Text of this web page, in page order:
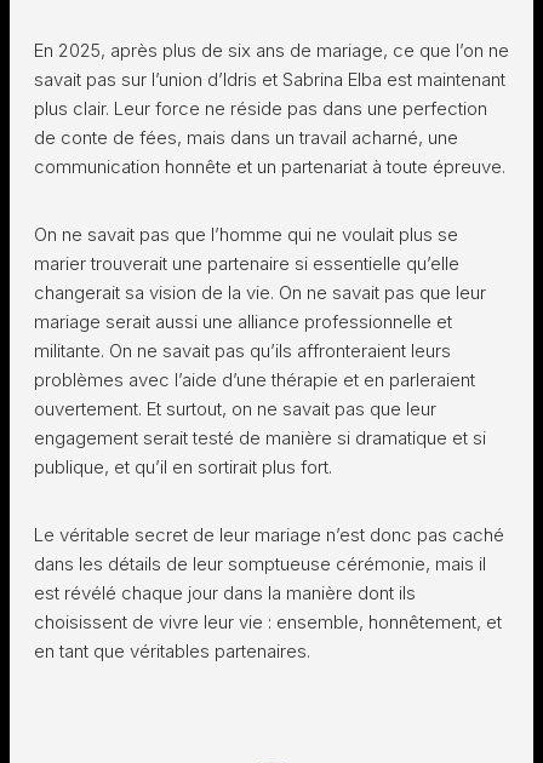
En 2025, après plus de six ans de mariage, ce que l’on ne
savait pas sur l’union d’Idris et Sabrina Elba est maintenant
plus clair. Leur force ne réside pas dans une perfection
de conte de fées, mais dans un travail acharné, une
communication honnête et un partenariat à toute épreuve.
On ne savait pas que l’homme qui ne voulait plus se
marier trouverait une partenaire si essentielle qu’elle
changerait sa vision de la vie. On ne savait pas que leur
mariage serait aussi une alliance professionnelle et
militante. On ne savait pas qu’ils affronteraient leurs
problèmes avec l’aide d’une thérapie et en parleraient
ouvertement. Et surtout, on ne savait pas que leur
engagement serait testé de manière si dramatique et si
publique, et qu’il en sortirait plus fort.
Le véritable secret de leur mariage n’est donc pas caché
dans les détails de leur somptueuse cérémonie, mais il
est révélé chaque jour dans la manière dont ils
choisissent de vivre leur vie : ensemble, honnêtement, et
en tant que véritables partenaires.